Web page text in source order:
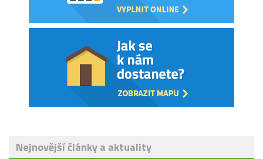
Nejnovější články a aktuality